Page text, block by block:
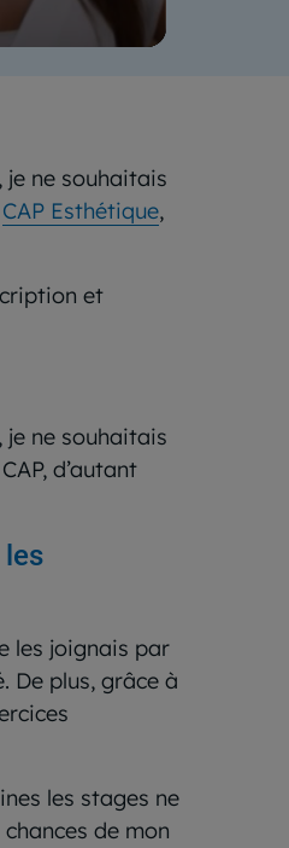
je ne souhaitais
CAP Esthétique,
et
je ne souhaitais
d’autant
les joignais par
De plus, grâce à
les stages ne
de mon